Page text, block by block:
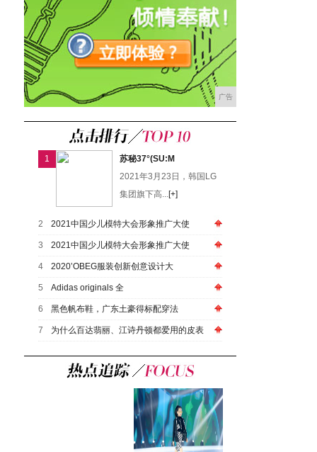
广告
1
苏秘37°(SU:M
2021年3月23日，韩国LG
集团旗下高...[+]
2 2021中国少儿模特大会形象推广大使
3 2021中国少儿模特大会形象推广大使
4 2020’OBEG服装创新创意设计大
5 Adidas originals 全
6 黑色帆布鞋，广东土豪得标配穿法
7 为什么百达翡丽、江诗丹顿都爱用的皮表